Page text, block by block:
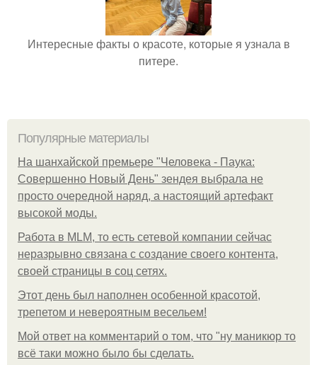
Интересные факты о красоте, которые я узнала в
питере.
Популярные материалы
На шанхайской премьере "Человека - Паука:
Совершенно Новый День" зендея выбрала не
просто очередной наряд, а настоящий артефакт
высокой моды.
Работа в MLM, то есть сетевой компании сейчас
неразрывно связана с создание своего контента,
своей страницы в соц сетях.
Этот день был наполнен особенной красотой,
трепетом и невероятным весельем!
Мой ответ на комментарий о том, что "ну маникюр то
всё таки можно было бы сделать.